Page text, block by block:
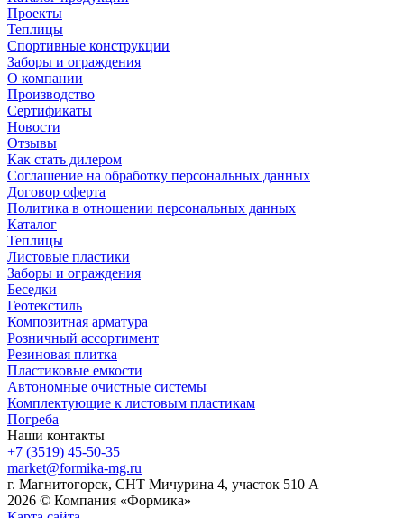
Проекты
Теплицы
Спортивные конструкции
Заборы и ограждения
О компании
Производство
Сертификаты
Новости
Отзывы
Как стать дилером
Соглашение на обработку персональных данных
Договор оферта
Политика в отношении персональных данных
Каталог
Теплицы
Листовые пластики
Заборы и ограждения
Беседки
Геотекстиль
Композитная арматура
Розничный ассортимент
Резиновая плитка
Пластиковые емкости
Автономные очистные системы
Комплектующие к листовым пластикам
Погреба
Наши контакты
+7 (3519) 45-50-35
market@formika-mg.ru
г. Магнитогорск, СНТ Мичурина 4, участок 510 А
2026 © Компания «Формика»